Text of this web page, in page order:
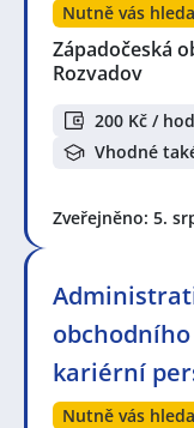
Nutně vás
Západočeská
Rozvadov
200 Kč / hod
Vhodné
Zveřejněno: 5.
kariérní
Nutně vás